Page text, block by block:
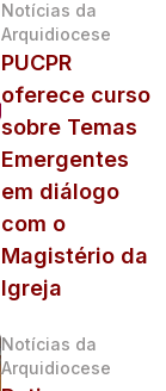
Notícias da
Arquidiocese
PUCPR
oferece curso
sobre Temas
Emergentes
em diálogo
com o
Magistério da
Igreja
Notícias da
Arquidiocese